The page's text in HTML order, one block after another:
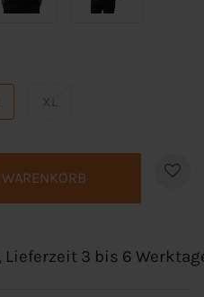
XL
3 bis 6